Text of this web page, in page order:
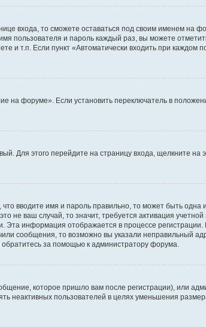
входа, то сможете оставаться под своим именем на
пользователя и пароль каждый раз, вы можете
т.п. Если пункт «Автоматически входить при каждом
на форуме». Если установить переключатель в
Для этого перейдите на страницу входа, щелкните
вводите имя и пароль правильно, то может быть одна
не ваш случай, то значит, требуется активация
Эта информация отображается в процессе
сообщения, то возможно вы указали неправильный
за помощью к администратору форума.
которое пришло вам после регистрации), или
неактивных пользователей в целях уменьшения